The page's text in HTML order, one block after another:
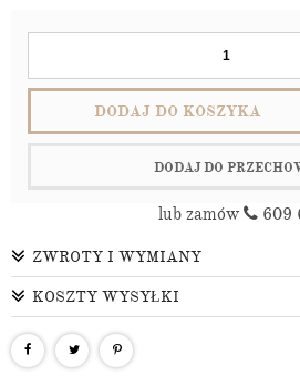
DODAJ DO KOSZYKA
DODAJ DO
lub zamów 609
ZWROTY I WYMIANY
KOSZTY WYSYŁKI